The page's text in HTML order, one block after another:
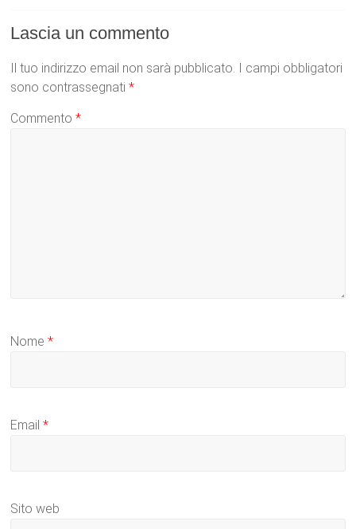
Lascia un commento
Il tuo indirizzo email non sarà pubblicato.
I campi obbligatori
sono contrassegnati*
Commento*
Nome*
Email*
Sito web